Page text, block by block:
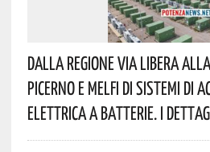
Dalla Regione Via Libera
Picerno E Melfi Di Sistemi Di
Elettrica A Batterie. I